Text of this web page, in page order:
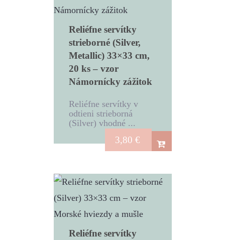
Reliéfne servítky
strieborné (Silver,
Metallic) 33×33 cm,
20 ks – vzor
Námornícky zážitok
Reliéfne servítky v
odtieni strieborná
(Silver) vhodné ...
3,80 €
Reliéfne servítky